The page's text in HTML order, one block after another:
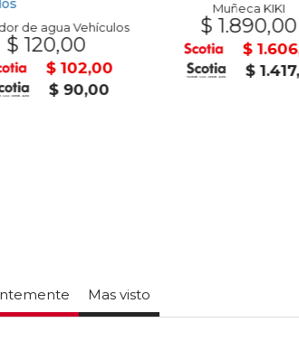
agua Vehículos
120,00
$ 102,00
$ 90,00
Muñeca KIKI
$ 1.890,00
$ 1.606,50
$ 1.417,50
Mas visto